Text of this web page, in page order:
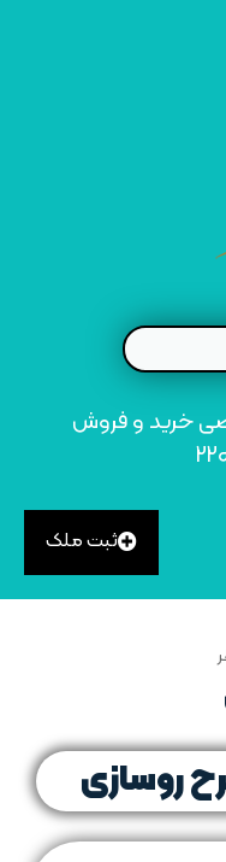
مرجع تخصصی خرید و فروش
ثبت ملک
روسازی